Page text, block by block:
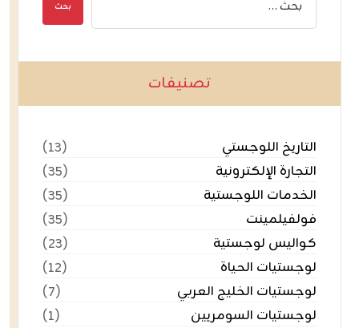
تصنيفات
التاريخ اللوجستي
(١٣)
التجارة الإلكترونية
(٣٥)
الخدمات اللوجستية
(٣٥)
فولفيلمينت
(٣٥)
كواليس لوجستية
(٢٣)
لوجستيات الحياة
(١٢)
لوجستيات الخليج العربي
(٧)
لوجستيات السومريين
(١)